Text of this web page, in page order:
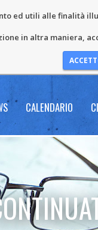
ed utili alle finalità
in altra maniera,
CALENDARIO